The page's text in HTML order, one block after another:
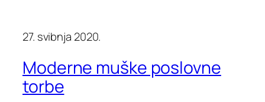
27. svibnja 2020.
Moderne muške poslovne
torbe